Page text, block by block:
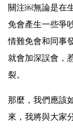
關注￼無論是在
免會產生一些爭
情難免會和同事
就會加深誤會，
裂。
那麼，我們應該
來，我將與大家